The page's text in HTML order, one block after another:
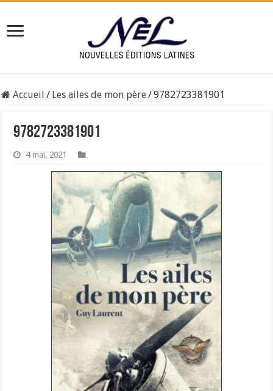
Accueil / Les ailes de mon père/9782723381901
9782723381901
4 mai, 2021